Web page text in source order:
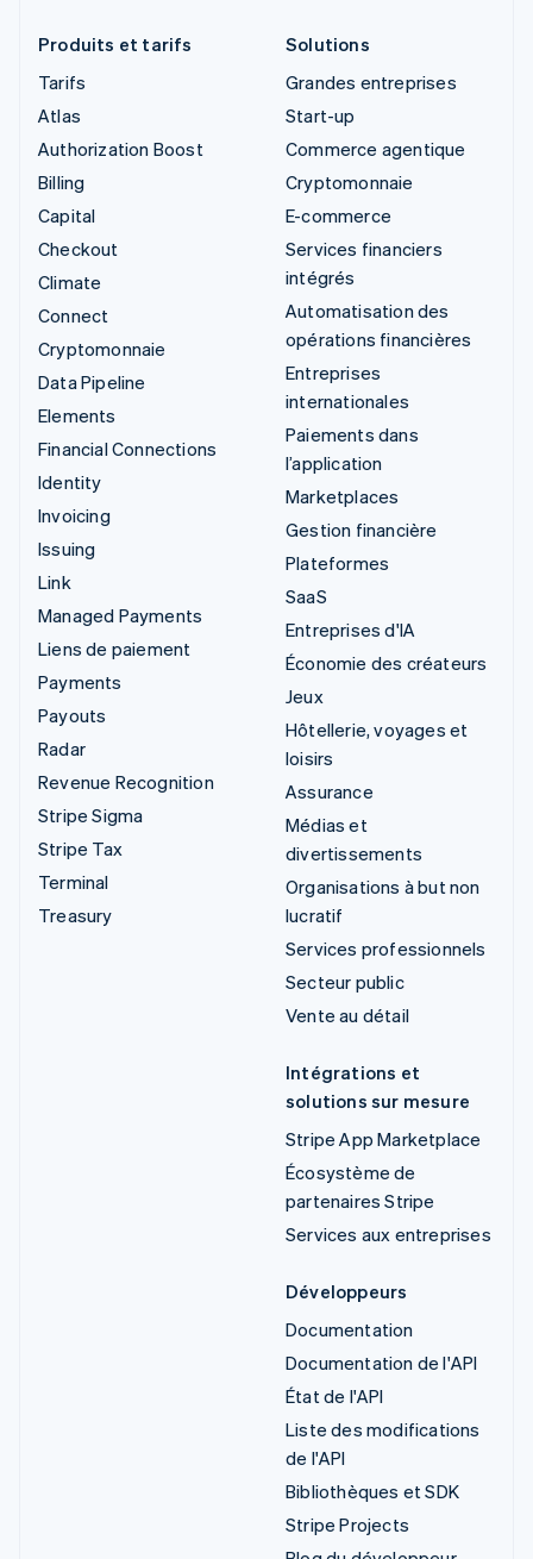
Produits et tarifs
Tarifs
Atlas
Authorization Boost
Billing
Capital
Checkout
Climate
Connect
Cryptomonnaie
Data Pipeline
Elements
Financial Connections
Identity
Invoicing
Issuing
Link
Managed Payments
Liens de paiement
Payments
Payouts
Radar
Revenue Recognition
Stripe Sigma
Stripe Tax
Terminal
Treasury
Solutions
Grandes entreprises
Start-up
Commerce agentique
Cryptomonnaie
E-commerce
Services financiers
intégrés
Automatisation des
opérations financières
Entreprises
internationales
Paiements dans
l’application
Marketplaces
Gestion financière
Plateformes
SaaS
Entreprises d'IA
Économie des créateurs
Jeux
Hôtellerie, voyages et
loisirs
Assurance
Médias et
divertissements
Organisations à but non
lucratif
Services professionnels
Secteur public
Vente au détail
Intégrations et
solutions sur mesure
Stripe App Marketplace
Écosystème de
partenaires Stripe
Services aux entreprises
Développeurs
Documentation
Documentation de l'API
État de l'API
Liste des modifications
de l'API
Bibliothèques et SDK
Stripe Projects